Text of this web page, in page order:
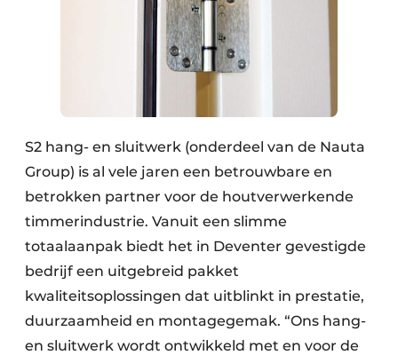
S2 hang- en sluitwerk (onderdeel van de Nauta
Group) is al vele jaren een betrouwbare en
betrokken partner voor de houtverwerkende
timmerindustrie. Vanuit een slimme
totaalaanpak biedt het in Deventer gevestigde
bedrijf een uitgebreid pakket
kwaliteitsoplossingen dat uitblinkt in prestatie,
duurzaamheid en montagegemak. “Ons hang-
en sluitwerk wordt ontwikkeld met en voor de